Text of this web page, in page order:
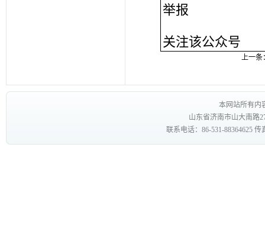
举报
关注该公众号
上一条
本网站所有内
山东省济南市山大南路
联系电话：86-531-88364625 传